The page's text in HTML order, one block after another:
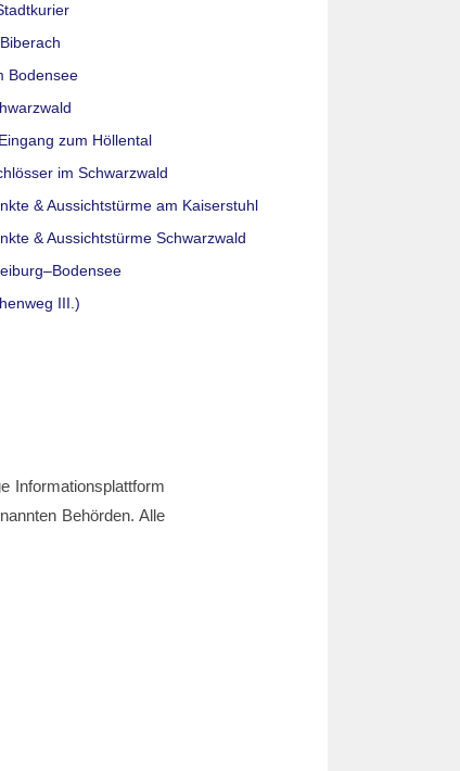
Bodensee
zum Höllental
im Schwarzwald
& Aussichtstürme am Kaiserstuhl
& Aussichtstürme Schwarzwald
III.)
Informationsplattform
Behörden. Alle